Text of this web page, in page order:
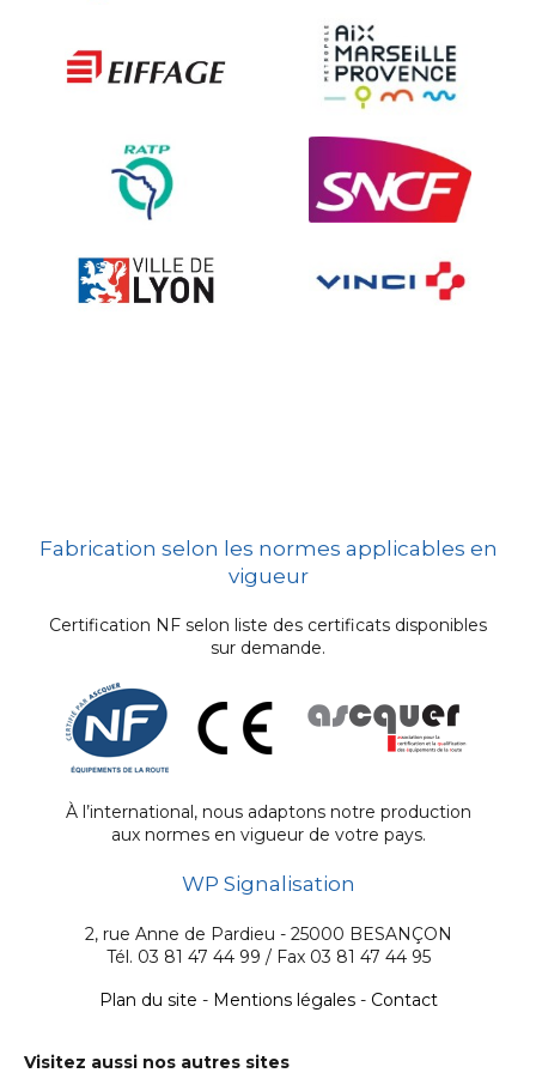
Les techniques de dissuasion
Ville fleurie, village fleuri
Signalisation embarquée
Fabrication selon les normes applicables en
vigueur
Certification NF selon liste des certificats disponibles
sur demande.
À l’international, nous adaptons notre production
aux normes en vigueur de votre pays.
WP Signalisation
2, rue Anne de Pardieu - 25000 BESANÇON
Tél. 03 81 47 44 99 / Fax 03 81 47 44 95
Plan du site - Mentions légales- Contact
Visitez aussi nos autres sites